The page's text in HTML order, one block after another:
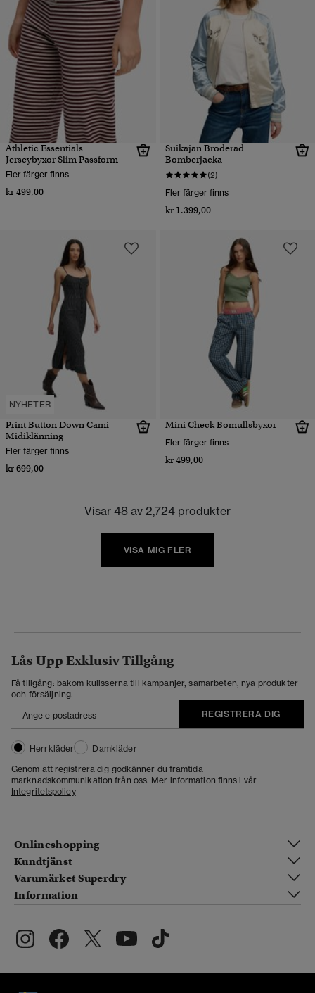
Athletic Essentials
Jerseybyxor Slim Passform
Fler färger finns
kr 499,00
Suikajan Broderad
Bomberjacka
(2)
Fler färger finns
kr 1.399,00
NYHETER
Print Button Down Cami
Midiklänning
Fler färger finns
kr 699,00
Mini Check Bomullsbyxor
Fler färger finns
kr 499,00
Visar 48 av 2,724 produkter
VISA MIG FLER
Lås Upp Exklusiv Tillgång
Få tillgång: bakom kulisserna till kampanjer, samarbeten, nya produkter
och försäljning.
REGISTRERA DIG
Herrkläder
Damkläder
Genom att registrera dig godkänner du framtida
marknadskommunikation från oss. Mer information finns i vår
Integritetspolicy
Onlineshopping
Kundtjänst
Varumärket Superdry
Information